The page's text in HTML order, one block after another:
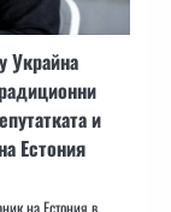
Украйна
и
Естония